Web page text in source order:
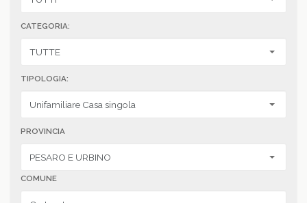
CATEGORIA:
TIPOLOGIA:
PROVINCIA
COMUNE